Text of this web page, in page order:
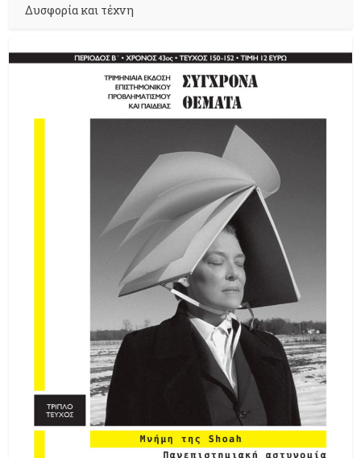
Δυσφορία και τέχνη